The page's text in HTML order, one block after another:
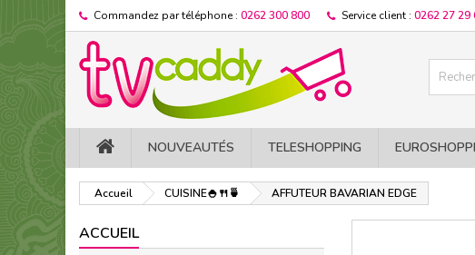
Commandez par téléphone : 0262 300 800 Service client : 0262 27 29
NOUVEAUTÉS TELESHOPPING
Accueil CUISINE🍚​🍴​🍵​ AFFUTEUR BAVARIAN EDGE
ACCUEIL